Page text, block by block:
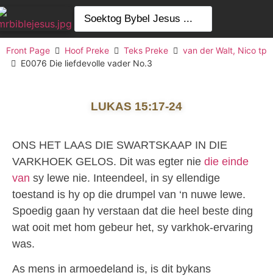
Front Page Hoof Preke Teks Preke
van der Walt, Nico tp
E0076 Die liefdevolle vader No.3
LUKAS 15:17-24
ONS HET LAAS DIE SWARTSKAAP IN DIE
VARKHOEK GELOS. Dit was egter nie die einde
van sy lewe nie. Inteendeel, in sy ellendige
toestand is hy op die drumpel van ‘n nuwe lewe.
Spoedig gaan hy verstaan dat die heel beste ding
wat ooit met hom gebeur het, sy varkhok-ervaring
was.
As mens in armoedeland is, is dit bykans